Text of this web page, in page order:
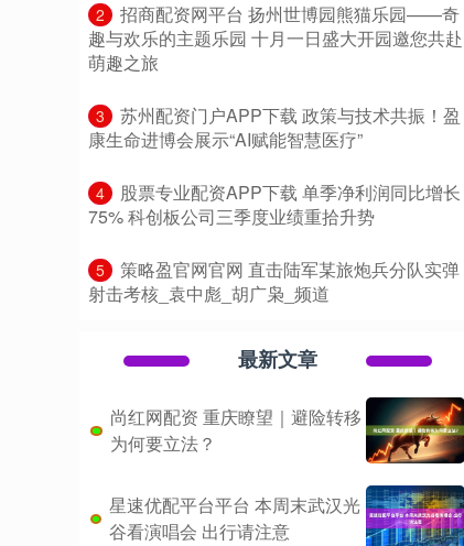
2
​招商配资网平台 扬州世博园熊猫乐园——奇
趣与欢乐的主题乐园 十月一日盛大开园邀您共赴
萌趣之旅
3
​苏州配资门户APP下载 政策与技术共振！盈
康生命进博会展示“AI赋能智慧医疗”
4
​股票专业配资APP下载 单季净利润同比增长
75% 科创板公司三季度业绩重拾升势
5
​策略盈官网官网 直击陆军某旅炮兵分队实弹
射击考核_袁中彪_胡广枭_频道
最新文章
尚红网配资 重庆瞭望｜避险转移
为何要立法？
星速优配平台平台 本周末武汉光
谷看演唱会 出行请注意